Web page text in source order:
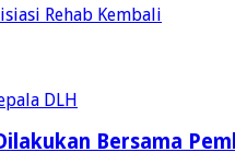
Rehab Kembali
Bersama